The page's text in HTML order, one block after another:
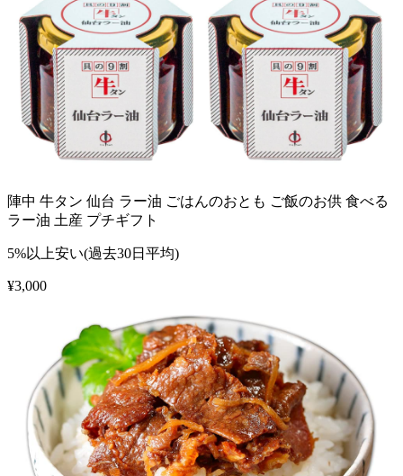
陣中 牛タン 仙台 ラー油 ごはんのおとも ご飯のお供 食べる
ラー油 土産 プチギフト
5%以上安い(過去30日平均)
¥3,000